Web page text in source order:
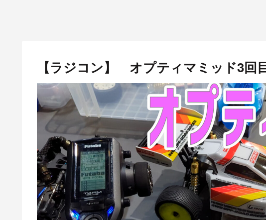
【ラジコン】 オプティマミッド3回